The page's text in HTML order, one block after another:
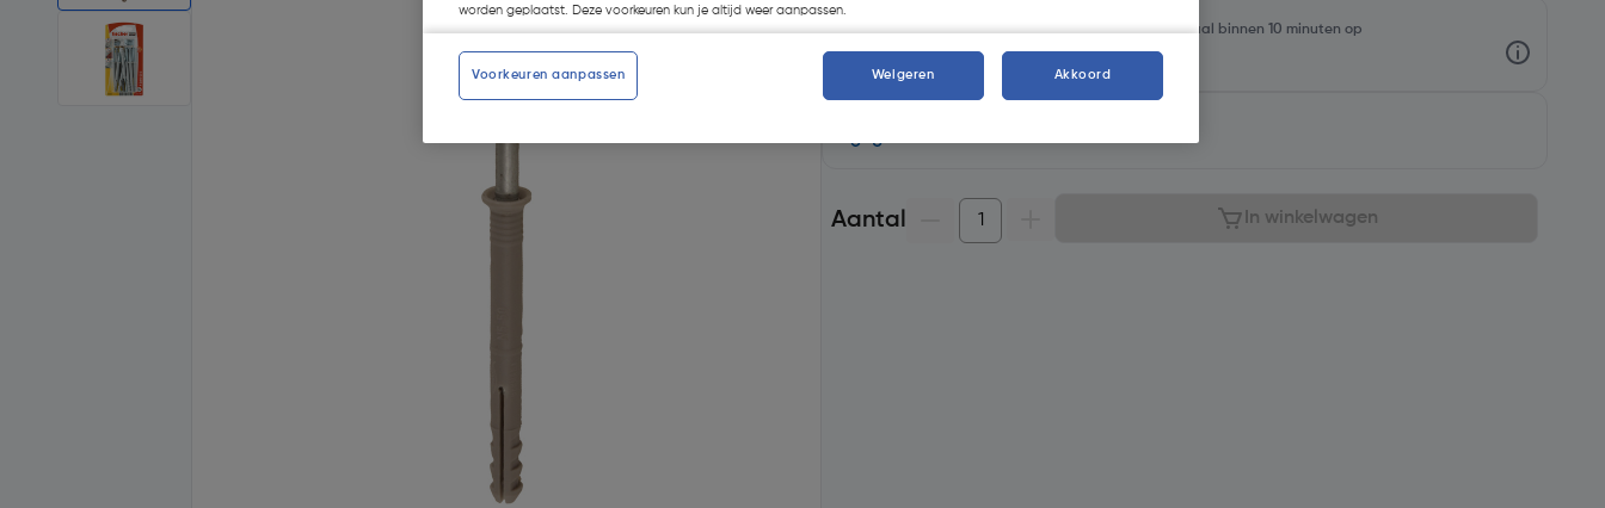
Selecteer winkel - Bekijk voorraadniveaus en haal binnen 10 minuten op
Selecteer vestiging
Aantal In winkelwagen
worden geplaatst. Deze voorkeuren kun je altijd weer aanpassen.
Voorkeuren aanpassen Weigeren Akkoord